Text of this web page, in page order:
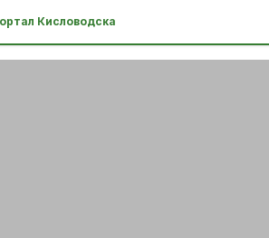
Кисловодска